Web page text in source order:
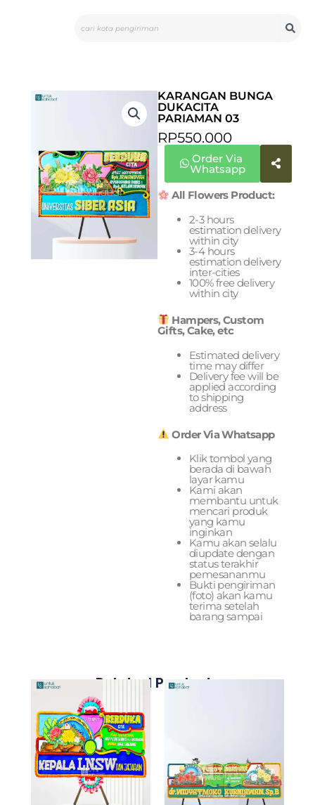
KARANGAN BUNGA
DUKACITA
PARIAMAN 03
RP550.000
Order Via
Whatsapp
All Flowers Product:
2-3 hours
estimation delivery
within city
3-4 hours
estimation delivery
inter-cities
100% free delivery
within city
Hampers, Custom
Gifts, Cake, etc
Estimated delivery
time may differ
Delivery fee will be
applied according
to shipping
address
Order Via Whatsapp
Klik tombol yang
berada di bawah
layar kamu
Kami akan
membantu untuk
mencari produk
yang kamu
inginkan
Kamu akan selalu
diupdate dengan
status terakhir
pemesananmu
Bukti pengiriman
(foto) akan kamu
terima setelah
barang sampai
Related Products
Original
was:
Rp550.000.
Current
is:
Rp525.000.